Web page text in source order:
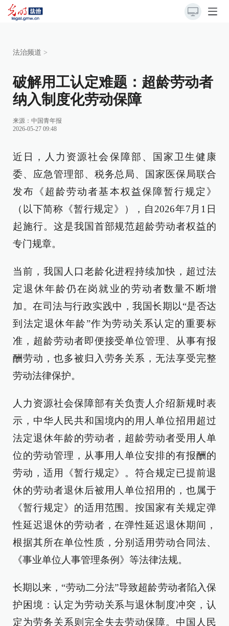
法治频道 >
破解用工认定难题：超龄劳动者
纳入制度化劳动保障
来源： 中国青年报
2026-05-27 09:48
近日，人力资源社会保障部、国家卫生健康
委、应急管理部、税务总局、国家医保局联合
发布《超龄劳动者基本权益保障暂行规定》
（以下简称《暂行规定》），自2026年7月1日
起施行。这是我国首部规范超龄劳动者权益的
专门规章。
当前，我国人口老龄化进程持续加快，超过法
定退休年龄仍在岗就业的劳动者数量不断增
加。在司法与行政实践中，我国长期以“是否达
到法定退休年龄”作为劳动关系认定的重要标
准，超龄劳动者即便接受单位管理、从事有报
酬劳动，也多被归入劳务关系，无法享受完整
劳动法律保护。
人力资源社会保障部有关负责人介绍新规时表
示，中华人民共和国境内的用人单位招用超过
法定退休年龄的劳动者，超龄劳动者受用人单
位的劳动管理，从事用人单位安排的有报酬的
劳动，适用《暂行规定》。符合规定已提前退
休的劳动者退休后被用人单位招用的，也属于
《暂行规定》的适用范围。按国家有关规定弹
性延迟退休的劳动者，在弹性延迟退休期间，
根据其所在单位性质，分别适用劳动合同法、
《事业单位人事管理条例》等法律法规。
长期以来，“劳动二分法”导致超龄劳动者陷入保
护困境：认定为劳动关系与退休制度冲突，认
定为劳务关系则完全失去劳动保障。中国人民